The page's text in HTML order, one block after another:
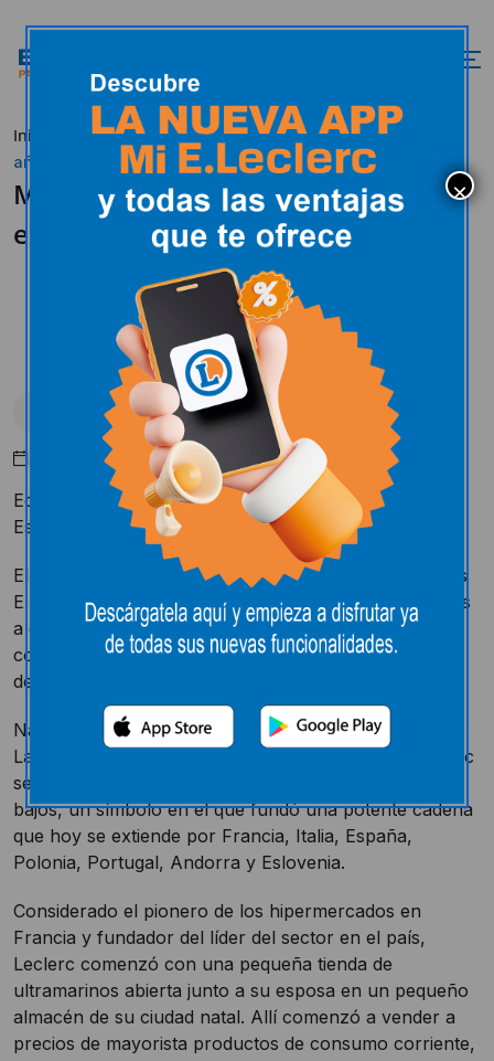
Inicio Actualidad Uncategorized
Muere a los 86
años el fundador de e.leclerc
Muere a los 86 años el fundador de
e.leclerc
Uncategorized
Mayo 10, 2016
Edouard Leclerc abrió hipermercados en Francia,
España, Italia, Portugal, Polonia, Andorra y Eslovenia
El fundador de la cadena de hipermercados franceses
E.Leclerc, Edouard Leclerc, falleció ayer a los 85 años
a causa de una parada cardiorrespiratoria, según
confirmó el ayuntamiento de la localidad del noroeste
de Francia en la que residía.
Nacido el 20 de noviembre de 1926 en el municipio de
Landerneau, en una familia numerosa católica, Leclerc
se convirtió en Francia en un icono de los precios
bajos, un símbolo en el que fundó una potente cadena
que hoy se extiende por Francia, Italia, España,
Polonia, Portugal, Andorra y Eslovenia.
Considerado el pionero de los hipermercados en
Francia y fundador del líder del sector en el país,
Leclerc comenzó con una pequeña tienda de
ultramarinos abierta junto a su esposa en un pequeño
almacén de su ciudad natal. Allí comenzó a vender a
precios de mayorista productos de consumo corriente,